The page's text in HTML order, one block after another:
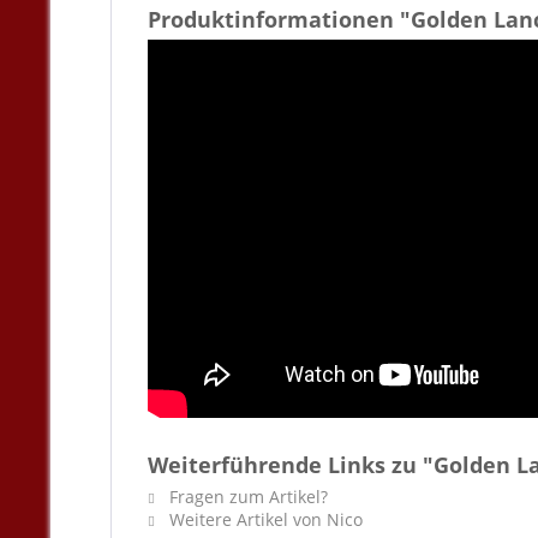
Produktinformationen "Golden
Weiterführende Links zu "Golden
Fragen zum Artikel?
Weitere Artikel von Nico